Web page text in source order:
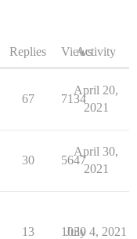
Replies ViewsActivity
67 7134
April 20,
2021
30 5647
April 30,
2021
13 1030
July 4, 2021